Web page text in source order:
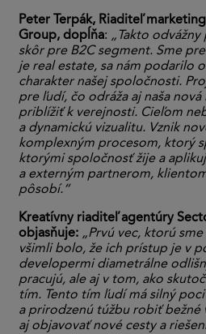
Peter Terpák, Riaditeľ
Group, dopĺňa: „Takto
skôr pre B2C segment. Sme
je real estate, sa nám podarilo
charakter našej spoločnosti.
pre ľudí, čo odráža aj naša
priblížiť k verejnosti. Cieľom
a dynamickú vizualitu. Vznik
komplexným procesom, ktorý
ktorými spoločnosť žije a
a externým partnerom,
pôsobí.“
Kreatívny riaditeľ agentúry
objasňuje: „Prvú vec, ktorú
všimli bolo, že ich prístup je v
developermi diametrálne
pracujú, ale aj v tom, ako
tím. Tento tím ľudí má silný
a prirodzenú túžbu robiť bežné
aj objavovať nové cesty a